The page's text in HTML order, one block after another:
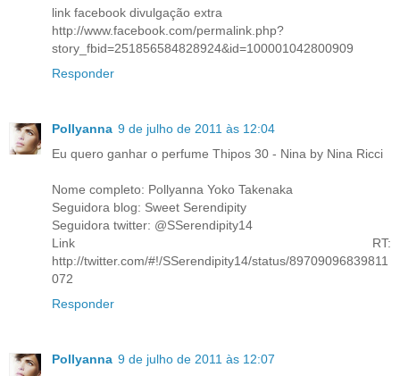
link facebook divulgação extra
http://www.facebook.com/permalink.php?
story_fbid=251856584828924&id=100001042800909
Responder
Pollyanna 9 de julho de 2011 às 12:04
Eu quero ganhar o perfume Thipos 30 - Nina by Nina Ricci
Nome completo: Pollyanna Yoko Takenaka
Seguidora blog: Sweet Serendipity
Seguidora twitter: @SSerendipity14
Link RT:
http://twitter.com/#!/SSerendipity14/status/89709096839811
072
Responder
Pollyanna 9 de julho de 2011 às 12:07